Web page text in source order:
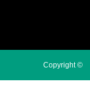
Copyright ©